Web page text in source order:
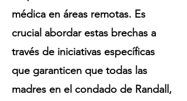
médica en áreas remotas. Es
crucial abordar estas brechas a
través de iniciativas específicas
que garanticen que todas las
madres en el condado de Randall,